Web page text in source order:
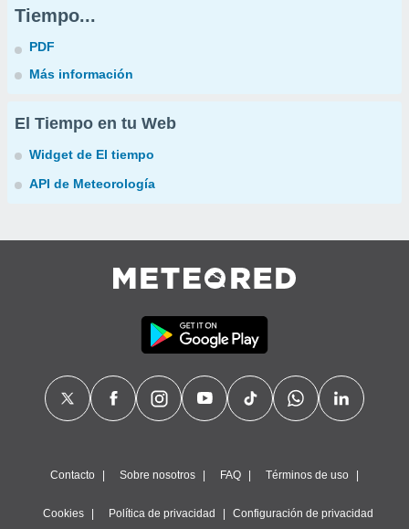
Tiempo...
PDF
Más información
El Tiempo en tu Web
Widget de El tiempo
API de Meteorología
Contacto Sobre nosotros FAQ Términos de uso
Cookies Política de privacidad Configuración de privacidad